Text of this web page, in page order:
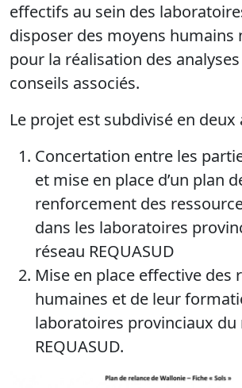
effectifs au sein des
disposer des moyens humains
pour la réalisation des
conseils associés.
Le projet est subdivisé en deux
Concertation entre les
et mise en place d’un plan
renforcement des
dans les laboratoires
réseau REQUASUD
Mise en place effective des
humaines et de leur
laboratoires provinciaux du
REQUASUD.